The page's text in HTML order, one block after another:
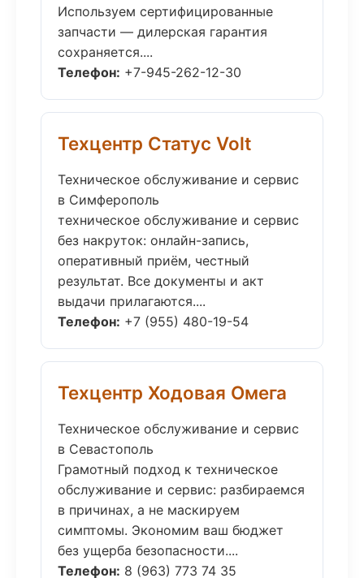
Используем сертифицированные
запчасти — дилерская гарантия
сохраняется....
Телефон: +7-945-262-12-30
Техцентр Статус Volt
Техническое обслуживание и сервис
в Симферополь
техническое обслуживание и сервис
без накруток: онлайн-запись,
оперативный приём, честный
результат. Все документы и акт
выдачи прилагаются....
Телефон: +7 (955) 480-19-54
Техцентр Ходовая Омега
Техническое обслуживание и сервис
в Севастополь
Грамотный подход к техническое
обслуживание и сервис: разбираемся
в причинах, а не маскируем
симптомы. Экономим ваш бюджет
без ущерба безопасности....
Телефон: 8 (963) 773 74 35